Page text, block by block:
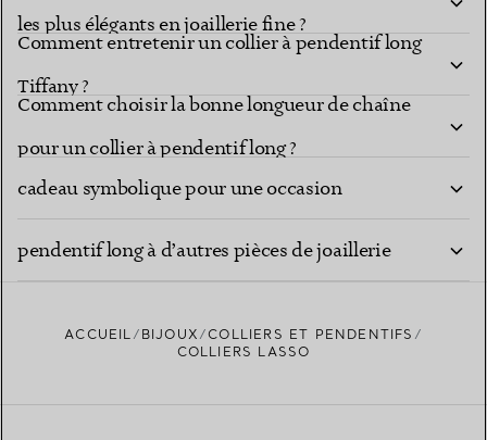
les plus élégants en joaillerie fine ?
Comment entretenir un collier à pendentif long
Tiffany ?
Comment choisir la bonne longueur de chaîne
pour un collier à pendentif long ?
Un collier à pendentif long Tiffany est-il un
cadeau symbolique pour une occasion
Comment puis-je superposer un collier à
pendentif long à d’autres pièces de joaillerie
ACCUEIL BIJOUX
COLLIERS ET PENDENTIFS
COLLIERS LASSO